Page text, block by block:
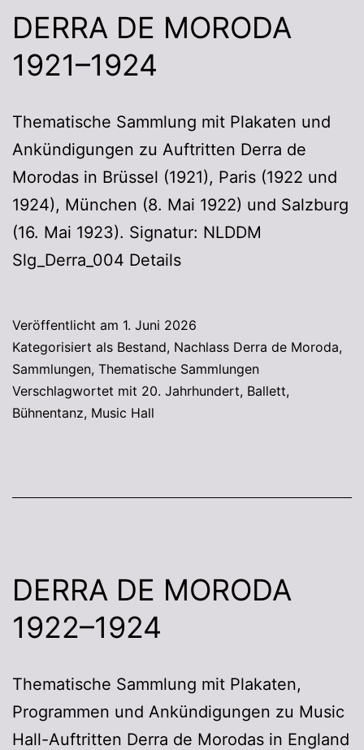
DERRA DE MORODA
1921–1924
Thematische Sammlung mit Plakaten und
Ankündigungen zu Auftritten Derra de
Morodas in Brüssel (1921), Paris (1922 und
1924), München (8. Mai 1922) und Salzburg
(16. Mai 1923). Signatur: NLDDM
Slg_Derra_004 Details
Veröffentlicht am 1. Juni 2026
Kategorisiert als Bestand, Nachlass Derra de Moroda,
Sammlungen, Thematische Sammlungen
Verschlagwortet mit 20. Jahrhundert, Ballett,
Bühnentanz, Music Hall
DERRA DE MORODA
1922–1924
Thematische Sammlung mit Plakaten,
Programmen und Ankündigungen zu Music
Hall-Auftritten Derra de Morodas in England